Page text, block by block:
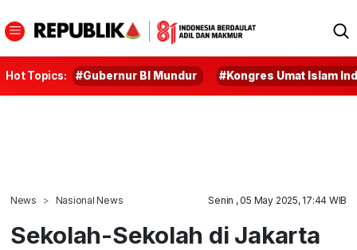
Hot Topics: #Gubernur BI Mundur #Kongres Umat Islam
News Nasional News Senin , 05 May 2025, 17:44 WIB
Sekolah-Sekolah di Jakarta